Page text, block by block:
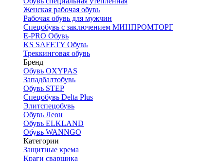
Женская рабочая обувь
Рабочая обувь для мужчин
Спецобувь с заключением МИНПРОМТОРГ
E-PRO Обувь
KS SAFETY Обувь
Треккинговая обувь
Бренд
Обувь OXYPAS
Западбалтобувь
Обувь STEP
Спецобувь Delta Plus
Элитспецобувь
Обувь Леон
Обувь ELKLAND
Обувь WANNGO
Категории
Защитные крема
Краги сварщика